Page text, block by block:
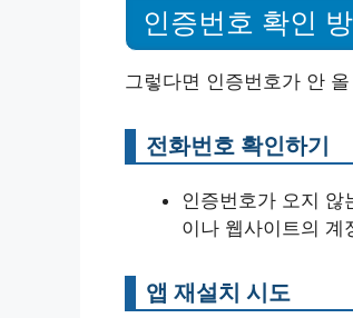
인증번호 확인
그렇다면 인증번호가 안
전화번호 확인하기
인증번호가 오지 않
이나 웹사이트의 계
앱 재설치 시도